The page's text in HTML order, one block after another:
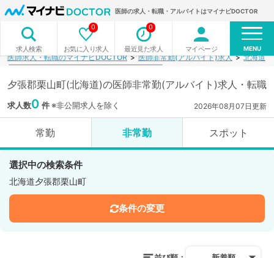
医師の求人・転職・アルバイトはマイナビDOCTOR
求人検索 お気に入り求人
0
最近見た求人
0
マイページ MENU
医師求人・転職のマイナビDOCTOR 医師非常勤(アルバイト)求人 北海道
夕張郡栗山町(北海道)の医師非常勤(アルバイト)求人・転職
求人数0 件※非公開求人を除く 2026年08月07日更新
常勤 非常勤 スポット
選択中の検索条件
北海道夕張郡栗山町
条件の変更